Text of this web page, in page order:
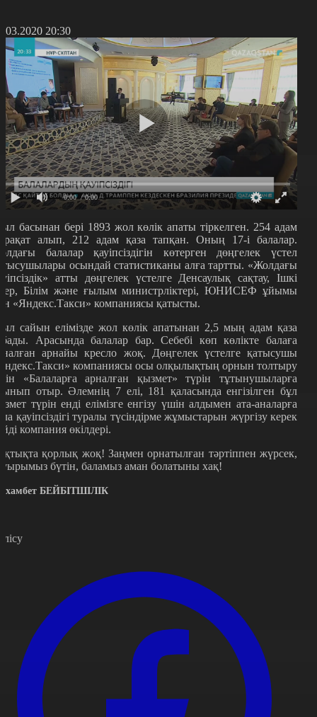
20:30
0:00 / 0:00
басынан бері 1893 жол көлік апаты тіркелген. 254 адам
алып, 212 адам қаза тапқан. Оның 17-і балалар.
балалар қауіпсіздігін көтерген дөңгелек үстел
осындай статистиканы алға тартты. «Жолдағы
атты дөңгелек үстелге Денсаулық сақтау, Ішкі
Білім және ғылым министрліктері, ЮНИСЕФ ұйымы
«Яндекс.Такси» компаниясы қатысты.
сайын елімізде жол көлік апатынан 2,5 мың адам қаза
Арасында балалар бар. Себебі көп көлікте балаға
арнайы кресло жоқ. Дөңгелек үстелге қатысушы
компаниясы осы олқылықтың орнын толтыру
«Балаларға арналған қызмет» түрін тұтынушыларға
отыр. Әлемнің 7 елі, 181 қаласында енгізілген бұл
түрін енді елімізге енгізу үшін алдымен ата-аналарға
қауіпсіздігі туралы түсіндірме жұмыстарын жүргізу керек
компания өкілдері.
қорлық жоқ! Заңмен орнатылған тәртіппен жүрсек,
бүтін, баламыз аман болатыны хақ!
БЕЙБІТШІЛІК